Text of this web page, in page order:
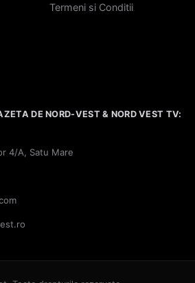
Termeni si Conditii
DE NORD-VEST & NORD VEST TV:
4/A, Satu Mare